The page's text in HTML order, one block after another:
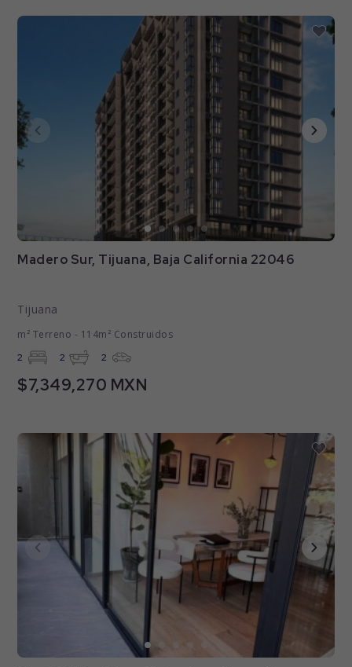
Madero Sur, Tijuana, Baja California 22046
Tijuana
m² Terreno - 114m² Construidos
2 2 2
$7,349,270 MXN